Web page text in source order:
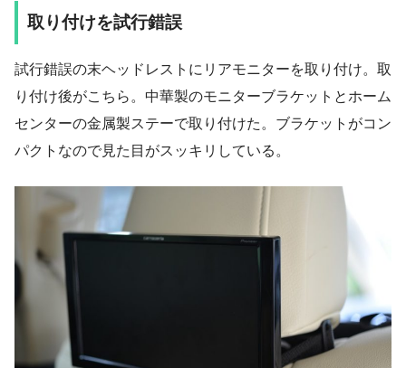
取り付けを試行錯誤
試行錯誤の末ヘッドレストにリアモニターを取り付け。取
り付け後がこちら。中華製のモニターブラケットとホーム
センターの金属製ステーで取り付けた。ブラケットがコン
パクトなので見た目がスッキリしている。